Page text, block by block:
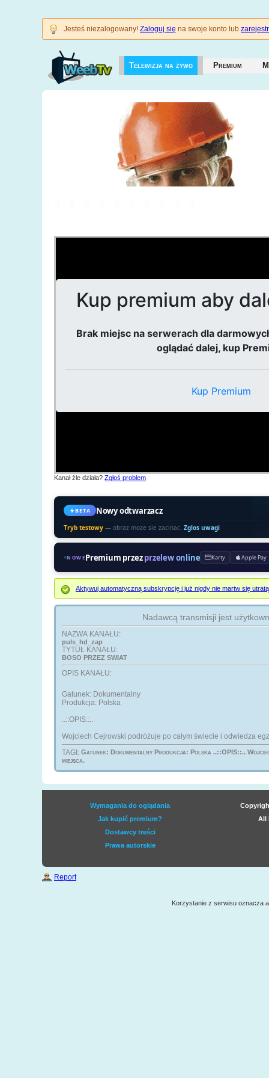
Jesteś niezalogowany! Zaloguj się na swoje konto lub
Telewizja na żywo Premium
Kanał źle działa? Zgłoś problem
BETA Nowy odtwarzacz
Tryb testowy — obraz moze sie zacinac. Zglos uwagi
NOWEPremium przezprzelew online Karty Apple Pay
Aktywuj automatyczną subskrypcję i już nigdy nie martw się
Nadawcą transmisji jest
NAZWA KANAŁU:
puls_hd_zap
TYTUŁ KANAŁU:
BOSO PRZEZ SWIAT
OPIS KANAŁU:
Gatunek: Dokumentalny
Produkcja: Polska
..::OPIS::..
Wojciech Cejrowski podróżuje po całym świecie i odwiedza
TAGI: Gatunek: Dokumentalny Produkcja: Polska ..::OPIS::.. Wojciech Cejrowski podróżuje po całym świecie i odwiedza egzotyczne oraz często niedostępne
miejsca.
Wymagania do oglądania
Jak kupić premium?
Dostawcy treści
Prawa autorskie
All
Report
Korzystanie z serwisu oznacza